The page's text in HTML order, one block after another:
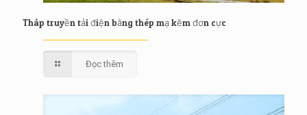
Tháp truyền tải điện bằng thép mạ kẽm đơn cực
Đọc thêm